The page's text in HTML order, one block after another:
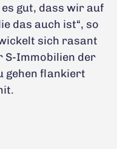
gut, dass wir auf
das auch ist“, so
sich rasant
S-Immobilien der
gehen flankiert